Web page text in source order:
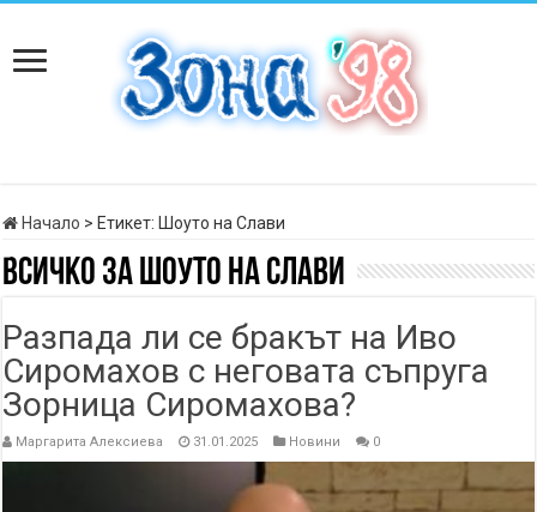
Начало > Етикет: Шоуто на Слави
Всичко заШоуто на Слави
Разпада ли се бракът на Иво
Сиромахов с неговата съпруга
Зорница Сиромахова?
Маргарита Алексиева 31.01.2025 Новини 0